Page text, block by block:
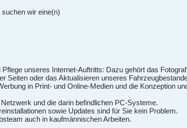
wir eine(n)
unseres Internet-Auftritts: Dazu gehört das
Seiten oder das Aktualisieren unseres
in Print- und Online-Medien und die Konzeption
und die darin befindlichen PC-Systeme.
sowie Updates sind für Sie kein Problem.
auch in kaufmännischen Arbeiten.